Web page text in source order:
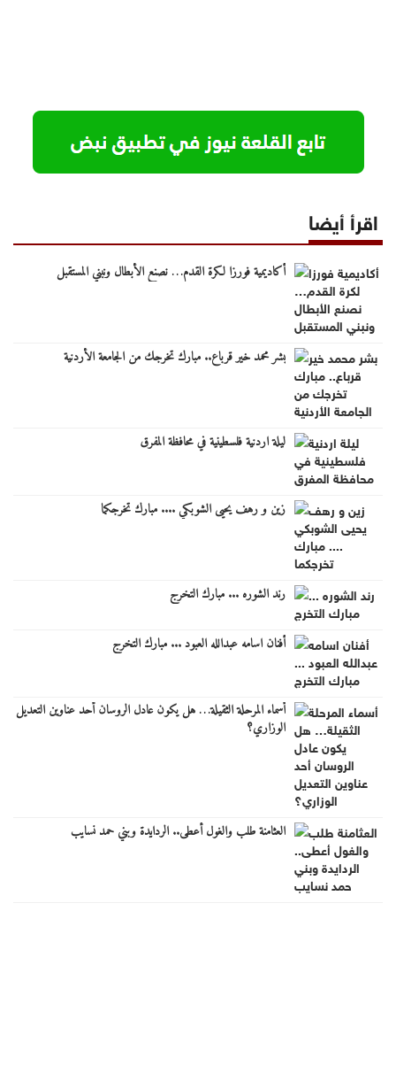
اقرأ أيضا
أكاديمية فورزا لكرة القدم… نصنع الأبطال ونبني المستقبل
بشر محمد خير قرباع.. مبارك تخرجك من الجامعة الأردنية
ليلة اردنية فلسطينية في محافظة المفرق
زين و رهف يحيى الشوبكي .... مبارك تخرجكما
رند الشوره ... مبارك التخرج
أفنان اسامه عبدالله العبود ... مبارك التخرج
أسماء المرحلة الثقيلة… هل يكون عادل الروسان أحد عناوين التعديل
الوزاري؟
العثامنة طلب والغول أعطى.. الردايدة وبني حمد نسايب